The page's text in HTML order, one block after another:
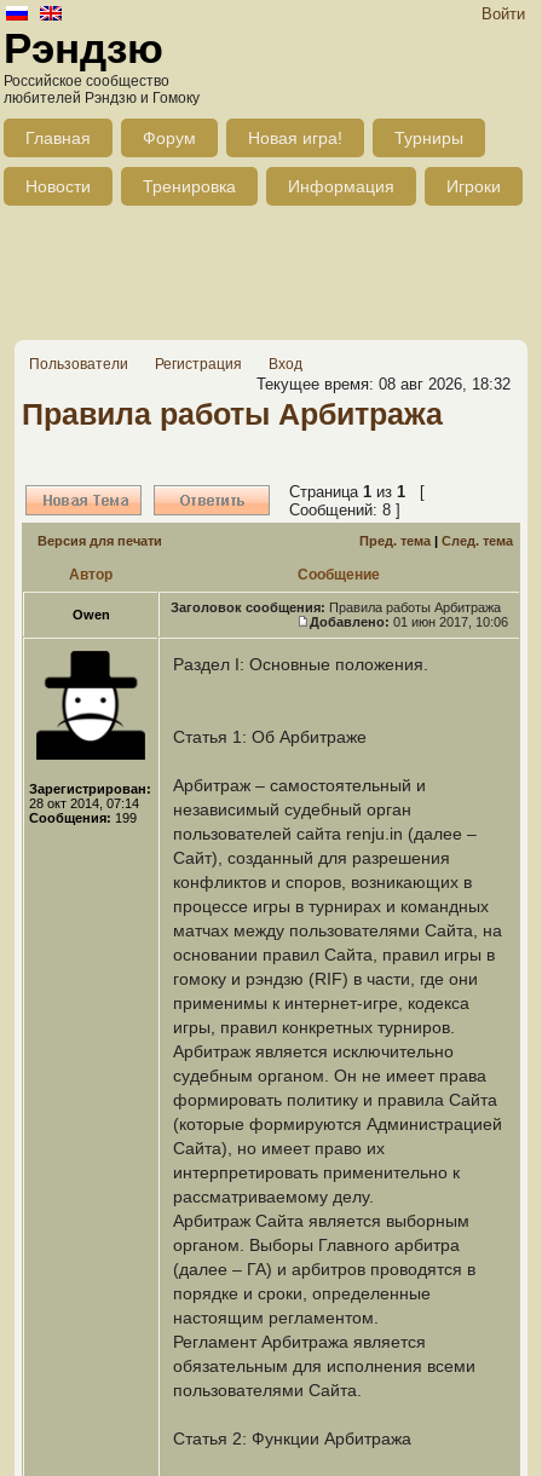
Войти
Рэндзю
Российское сообщество
любителей Рэндзю и Гомоку
Главная Форум Новая игра! Турниры
Новости Тренировка Информация Игроки
Пользователи Регистрация Вход
Текущее время: 08 авг 2026, 18:32
Правила работы Арбитража
Страница 1 из 1 [
Сообщений: 8 ]
Версия для печати Пред. тема | След. тема
Автор Сообщение
Owen Заголовок сообщения: Правила работы Арбитража
Добавлено: 01 июн 2017, 10:06
Зарегистрирован:
28 окт 2014, 07:14
Сообщения: 199
Раздел I: Основные положения.
Статья 1: Об Арбитраже
Арбитраж – самостоятельный и
независимый судебный орган
пользователей сайта renju.in (далее –
Сайт), созданный для разрешения
конфликтов и споров, возникающих в
процессе игры в турнирах и командных
матчах между пользователями Сайта, на
основании правил Сайта, правил игры в
гомоку и рэндзю (RIF) в части, где они
применимы к интернет-игре, кодекса
игры, правил конкретных турниров.
Арбитраж является исключительно
судебным органом. Он не имеет права
формировать политику и правила Сайта
(которые формируются Администрацией
Сайта), но имеет право их
интерпретировать применительно к
рассматриваемому делу.
Арбитраж Сайта является выборным
органом. Выборы Главного арбитра
(далее – ГА) и арбитров проводятся в
порядке и сроки, определенные
настоящим регламентом.
Регламент Арбитража является
обязательным для исполнения всеми
пользователями Сайта.
Статья 2: Функции Арбитража